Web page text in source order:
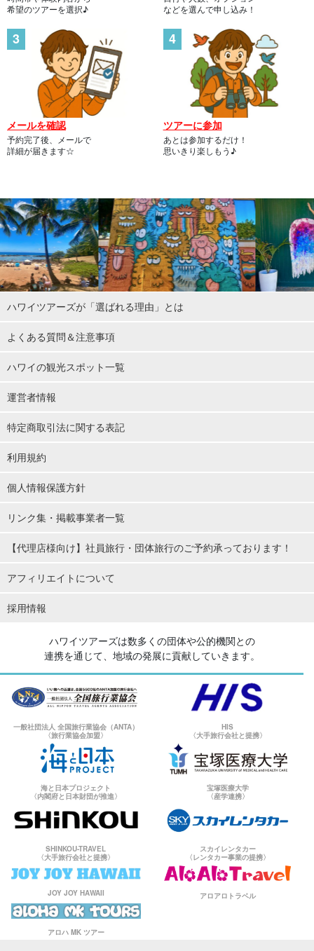
希望のツアーを選択♪
などを選んで申し込み！
メールを確認
予約完了後、メールで
詳細が届きます☆
ツアーに参加
あとは参加するだけ！
思いきり楽しもう♪
ハワイツアーズが「選ばれる理由」とは
よくある質問＆注意事項
ハワイの観光スポット一覧
運営者情報
特定商取引法に関する表記
利用規約
個人情報保護方針
リンク集・掲載事業者一覧
【代理店様向け】社員旅行・団体旅行のご予約承っております！
アフィリエイトについて
採用情報
ハワイツアーズは数多くの団体や公的機関との
連携を通じて、地域の発展に貢献していきます。
一般社団法人 全国旅行業協会（ANTA）
〈旅行業協会加盟〉
HIS
〈大手旅行会社と提携〉
海と日本プロジェクト
〈内閣府と日本財団が推進〉
宝塚医療大学
〈産学連携〉
SHINKOU-TRAVEL
〈大手旅行会社と提携〉
スカイレンタカー
〈レンタカー事業の提携〉
JOY JOY HAWAII アロアロトラベル
アロハ MK ツアー